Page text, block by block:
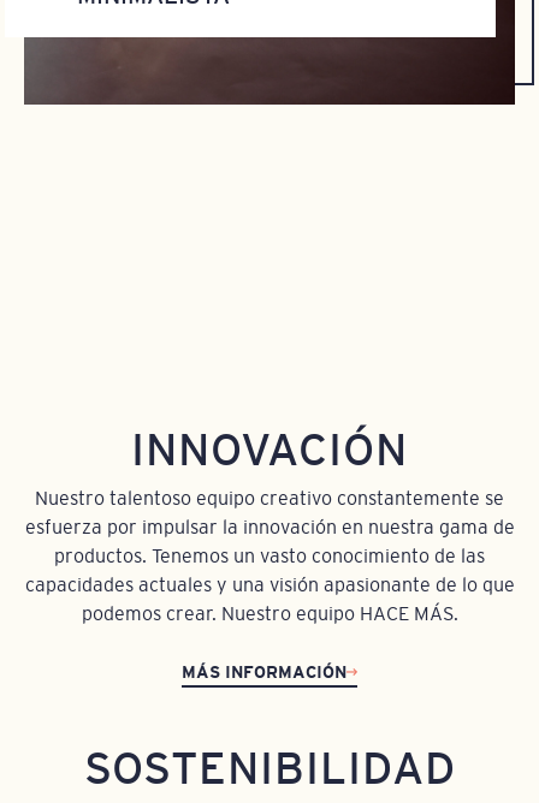
INNOVACIÓN
Nuestro talentoso equipo creativo constantemente se
esfuerza por impulsar la innovación en nuestra gama de
productos. Tenemos un vasto conocimiento de las
capacidades actuales y una visión apasionante de lo que
podemos crear. Nuestro equipo HACE MÁS.
MÁS INFORMACIÓN
SOSTENIBILIDAD